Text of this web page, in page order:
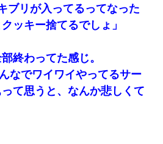
ブリが入ってるってなった
ッキー捨てるでしょ」
終わってた感じ。
なでワイワイやってるサー
て思うと、なんか悲しくて